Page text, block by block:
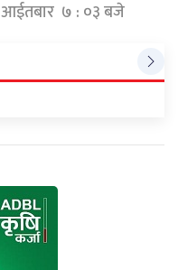
आईतबार ७ : ०३ बजे